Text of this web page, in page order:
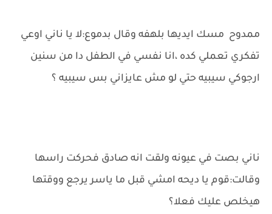
ممدوح مسك ايديها بلهفه وقال بدموع:لا يا ناني اوعي
تفكري تعملي كده ،انا نفسي في الطفل دا من سنين
ارجوكي سيبيه حتي لو مش عايزاني بس سيبيه ؟
ناني بصت في عيونه ولقت انه صادق فحركت راسها
وقالت:قوم يا ديحه امشي قبل ما ياسر يرجع ووقتها
هيخلص عليك فعلا؟